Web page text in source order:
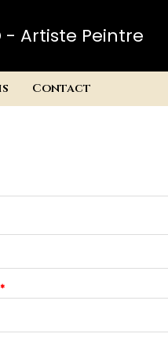
- Artiste Peintre
Contact
*Obligatoire